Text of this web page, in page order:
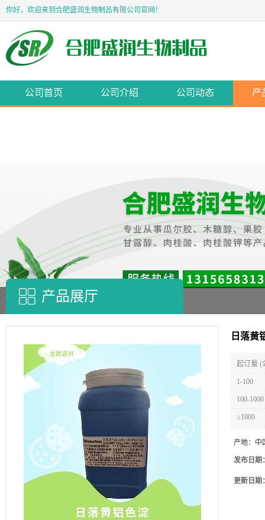
你好，欢迎来到合肥盛润生物制品有限公司官网！
公司首页 公司介绍 公司动态 产
产品展厅
日落黄
起订量 (
1-100
100-1000
≥1000
产地： 中
发布日期
更新日期